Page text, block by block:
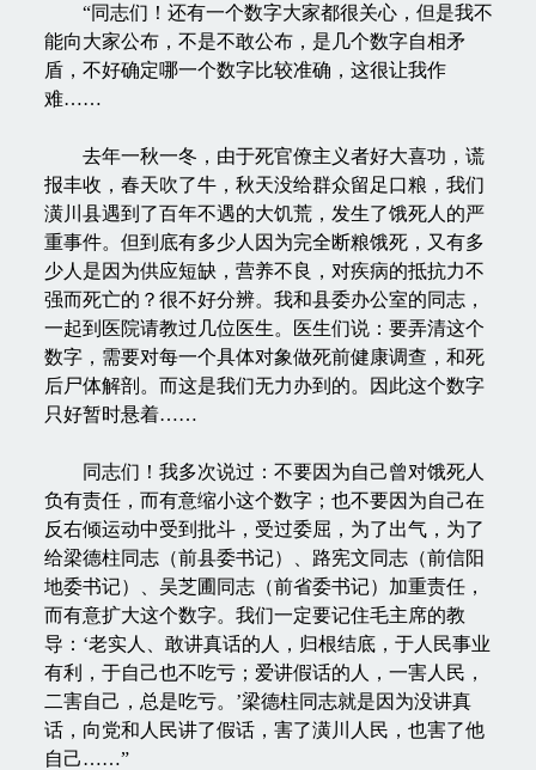
“同志们！还有一个数字大家都很关心，但是我不
能向大家公布，不是不敢公布，是几个数字自相矛
盾，不好确定哪一个数字比较准确，这很让我作
难……
去年一秋一冬，由于死官僚主义者好大喜功，谎
报丰收，春天吹了牛，秋天没给群众留足口粮，我们
潢川县遇到了百年不遇的大饥荒，发生了饿死人的严
重事件。但到底有多少人因为完全断粮饿死，又有多
少人是因为供应短缺，营养不良，对疾病的抵抗力不
强而死亡的？很不好分辨。我和县委办公室的同志，
一起到医院请教过几位医生。医生们说：要弄清这个
数字，需要对每一个具体对象做死前健康调查，和死
后尸体解剖。而这是我们无力办到的。因此这个数字
只好暂时悬着……
同志们！我多次说过：不要因为自己曾对饿死人
负有责任，而有意缩小这个数字；也不要因为自己在
反右倾运动中受到批斗，受过委屈，为了出气，为了
给梁德柱同志（前县委书记）、路宪文同志（前信阳
地委书记）、吴芝圃同志（前省委书记）加重责任，
而有意扩大这个数字。我们一定要记住毛主席的教
导：‘老实人、敢讲真话的人，归根结底，于人民事业
有利，于自己也不吃亏；爱讲假话的人，一害人民，
二害自己，总是吃亏。’梁德柱同志就是因为没讲真
话，向党和人民讲了假话，害了潢川人民，也害了他
自己……”